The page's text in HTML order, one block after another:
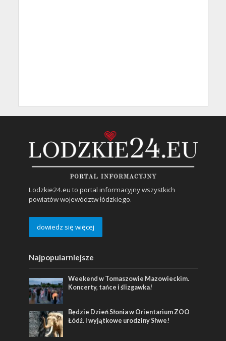
Lodzkie24.eu to portal informacyjny wszystkich
powiatów województw łódzkiego.
dowiedz się więcej
Najpopularniejsze
Weekend w Tomaszowie Mazowieckim.
Koncerty, tańce i ślizgawka!
Będzie Dzień Słonia w Orientarium ZOO
Łódź. I wyjątkowe urodziny Shwe!